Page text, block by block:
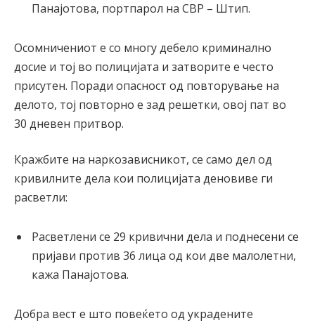
Панајотова, портпарол на СВР – Штип.
Осомничениот е со многу дебело криминално
досие и тој во полицијата и затворите е често
присутен. Поради опасност од повторување на
делото, тој повторно е зад решетки, овој пат во
30 дневен притвор.
Кражбите на наркозависникот, се само дел од
кривилните дела кои полицијата деновиве ги
расветли:
Расветлени се 29 кривични дела и поднесени се
пријави против 36 лица од кои две малолетни,
кажа Панајотова.
Добра вест е што повеќето од украдените